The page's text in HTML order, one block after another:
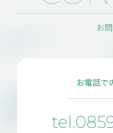
お
お電話で